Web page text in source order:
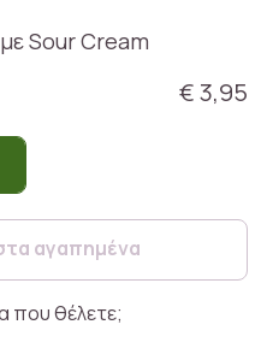
Sour Cream
€ 3,95
αγαπημένα
που θέλετε;